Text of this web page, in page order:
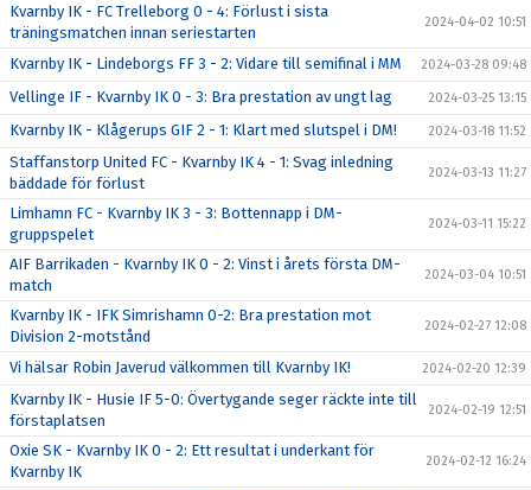
Kvarnby IK - FC Trelleborg 0 - 4: Förlust i sista
träningsmatchen innan seriestarten
2024-04-02 10:51
Kvarnby IK - Lindeborgs FF 3 - 2: Vidare till semifinal i MM 2024-03-28 09:48
Vellinge IF - Kvarnby IK 0 - 3: Bra prestation av ungt lag 2024-03-25 13:15
Kvarnby IK - Klågerups GIF 2 - 1: Klart med slutspel i DM! 2024-03-18 11:52
Staffanstorp United FC - Kvarnby IK 4 - 1: Svag inledning
bäddade för förlust
2024-03-13 11:27
Limhamn FC - Kvarnby IK 3 - 3: Bottennapp i DM-
gruppspelet
2024-03-11 15:22
AIF Barrikaden - Kvarnby IK 0 - 2: Vinst i årets första DM-
match
2024-03-04 10:51
Kvarnby IK - IFK Simrishamn 0-2: Bra prestation mot
Division 2-motstånd
2024-02-27 12:08
Vi hälsar Robin Javerud välkommen till Kvarnby IK! 2024-02-20 12:39
Kvarnby IK - Husie IF 5-0: Övertygande seger räckte inte till
förstaplatsen
2024-02-19 12:51
Oxie SK - Kvarnby IK 0 - 2: Ett resultat i underkant för
Kvarnby IK
2024-02-12 16:24